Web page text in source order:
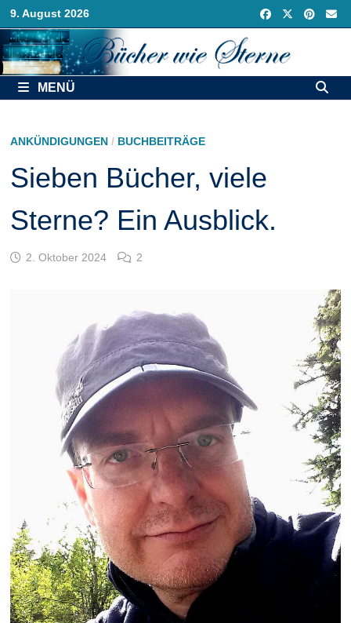
Zurück
zum
Inhalt
9. August 2026
MENÜ
ANKÜNDIGUNGEN/ BUCHBEITRÄGE
Sieben Bücher, viele
Sterne? Ein Ausblick.
2. Oktober 2024 2